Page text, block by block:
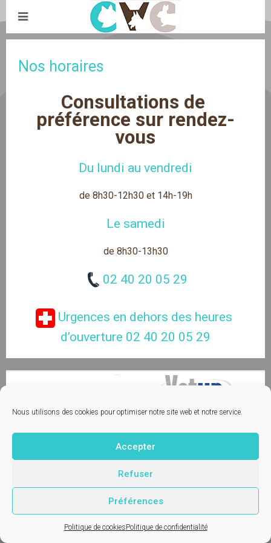
Nous utilisons des cookies pour optimiser notre site web et notre service.
Accepter
Refuser
Préférences
Politique de cookiesPolitique de confidentialité
Nos horaires
Consultations de
préférence sur rendez-
vous
Du lundi au vendredi
de 8h30-12h30 et 14h-19h
Le samedi
de 8h30-13h30
02 40 20 05 29
Urgences en dehors des heures
d’ouverture 02 40 20 05 29
© Vetup - logiciel vétérinaire